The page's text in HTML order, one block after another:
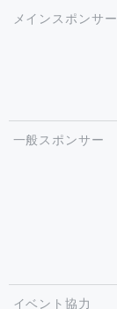
メインスポンサー
一般スポンサー
イベント協力